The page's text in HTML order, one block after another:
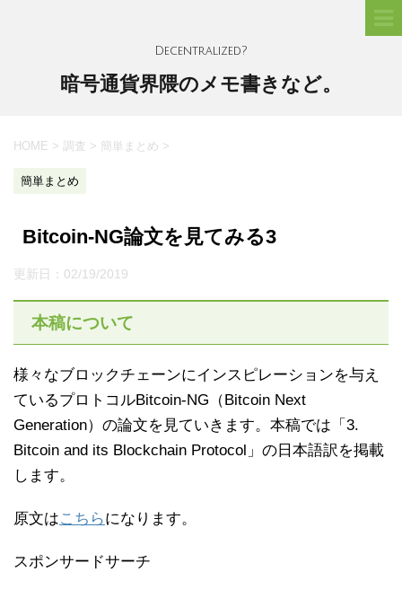
Decentralized?
暗号通貨界隈のメモ書きなど。
HOME > 調査 > 簡単まとめ >
簡単まとめ
Bitcoin-NG論文を見てみる3
更新日： 02/19/2019
本稿について
様々なブロックチェーンにインスピレーションを与え
ているプロトコルBitcoin-NG（Bitcoin Next
Generation）の論文を見ていきます。本稿では「3.
Bitcoin and its Blockchain Protocol」の日本語訳を掲載
します。
原文はこちらになります。
スポンサードサーチ